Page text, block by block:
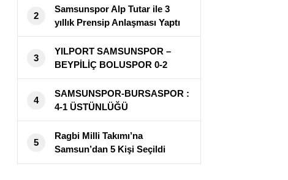
2
Samsunspor Alp Tutar ile 3
yıllık Prensip Anlaşması Yaptı
3
YILPORT SAMSUNSPOR –
BEYPİLİÇ BOLUSPOR 0-2
4
SAMSUNSPOR-BURSASPOR :
4-1 ÜSTÜNLÜĞÜ
5
Ragbi Milli Takımı’na
Samsun’dan 5 Kişi Seçildi